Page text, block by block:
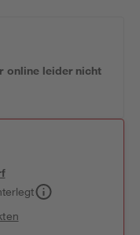
online leider nicht